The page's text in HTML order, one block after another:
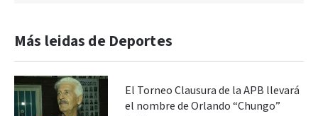
Más leidas de Deportes
El Torneo Clausura de la APB llevará
el nombre de Orlando “Chungo”